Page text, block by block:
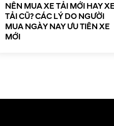
NÊN MUA XE TẢI MỚI HAY XE
TẢI CŨ? CÁC LÝ DO NGƯỜI
MUA NGÀY NAY ƯU TIÊN XE
MỚI